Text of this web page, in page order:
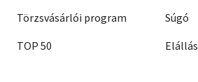
Törzsvásárlói program
TOP 50
Súgó
Elállás